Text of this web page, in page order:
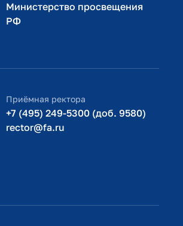
Министерство просвещения
РФ
Приёмная ректора
+7 (495) 249-5300 (доб. 9580)
rector@fa.ru